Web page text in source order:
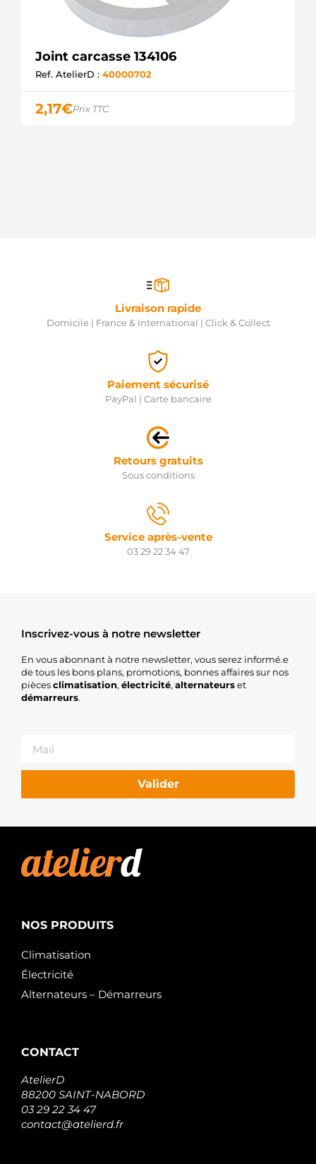
Joint carcasse 134106
Ref. AtelierD : 40000702
2,17€Prix TTC
Livraison rapide
Domicile | France & International | Click & Collect
Paiement sécurisé
PayPal | Carte bancaire
Retours gratuits
Sous conditions
Service après-vente
03 29 22 34 47
Inscrivez-vous à notre newsletter
En vous abonnant à notre newsletter, vous serez informé.e
de tous les bons plans, promotions, bonnes affaires sur nos
piècesclimatisation, électricité, alternateurset
démarreurs.
Valider
NOS PRODUITS
Climatisation
Électricité
Alternateurs – Démarreurs
CONTACT
AtelierD
88200 SAINT-NABORD
03 29 22 34 47
contact@atelierd.fr